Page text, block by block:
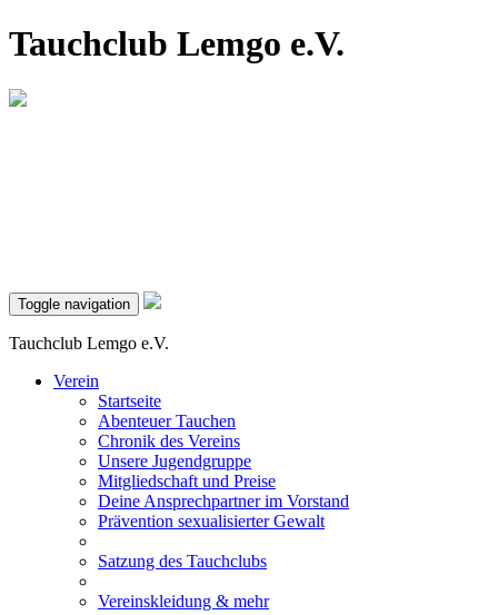
Tauchclub Lemgo e.V.
Toggle navigation
Tauchclub Lemgo e.V.
Verein
Startseite
Abenteuer Tauchen
Chronik des Vereins
Unsere Jugendgruppe
Mitgliedschaft und Preise
Deine Ansprechpartner im Vorstand
Prävention sexualisierter Gewalt
Satzung des Tauchclubs
Vereinskleidung & mehr